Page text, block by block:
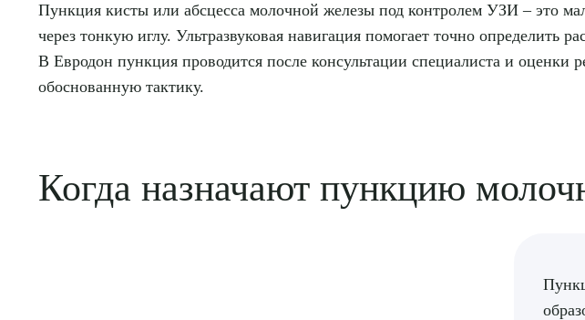
Пункция кисты или абсцесса молочной железы под контролем УЗИ – это
через тонкую иглу. Ультразвуковая навигация помогает точно
В Евродон пункция проводится после консультации специалиста и оценки
обоснованную тактику.
Когда назначают пункцию